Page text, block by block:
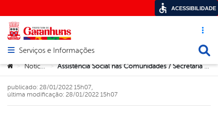
Acesso
Abrir menu principal de navegação
Serviços e Informações
Você está aqui:
> Notícias > Assistência Social nas Comunidades / Secretaria realiza diversos serviços em Garanhuns
publicado: 28/01/2022 15h07,
última modificação: 28/01/2022 15h07
ACESSIBILIDADE